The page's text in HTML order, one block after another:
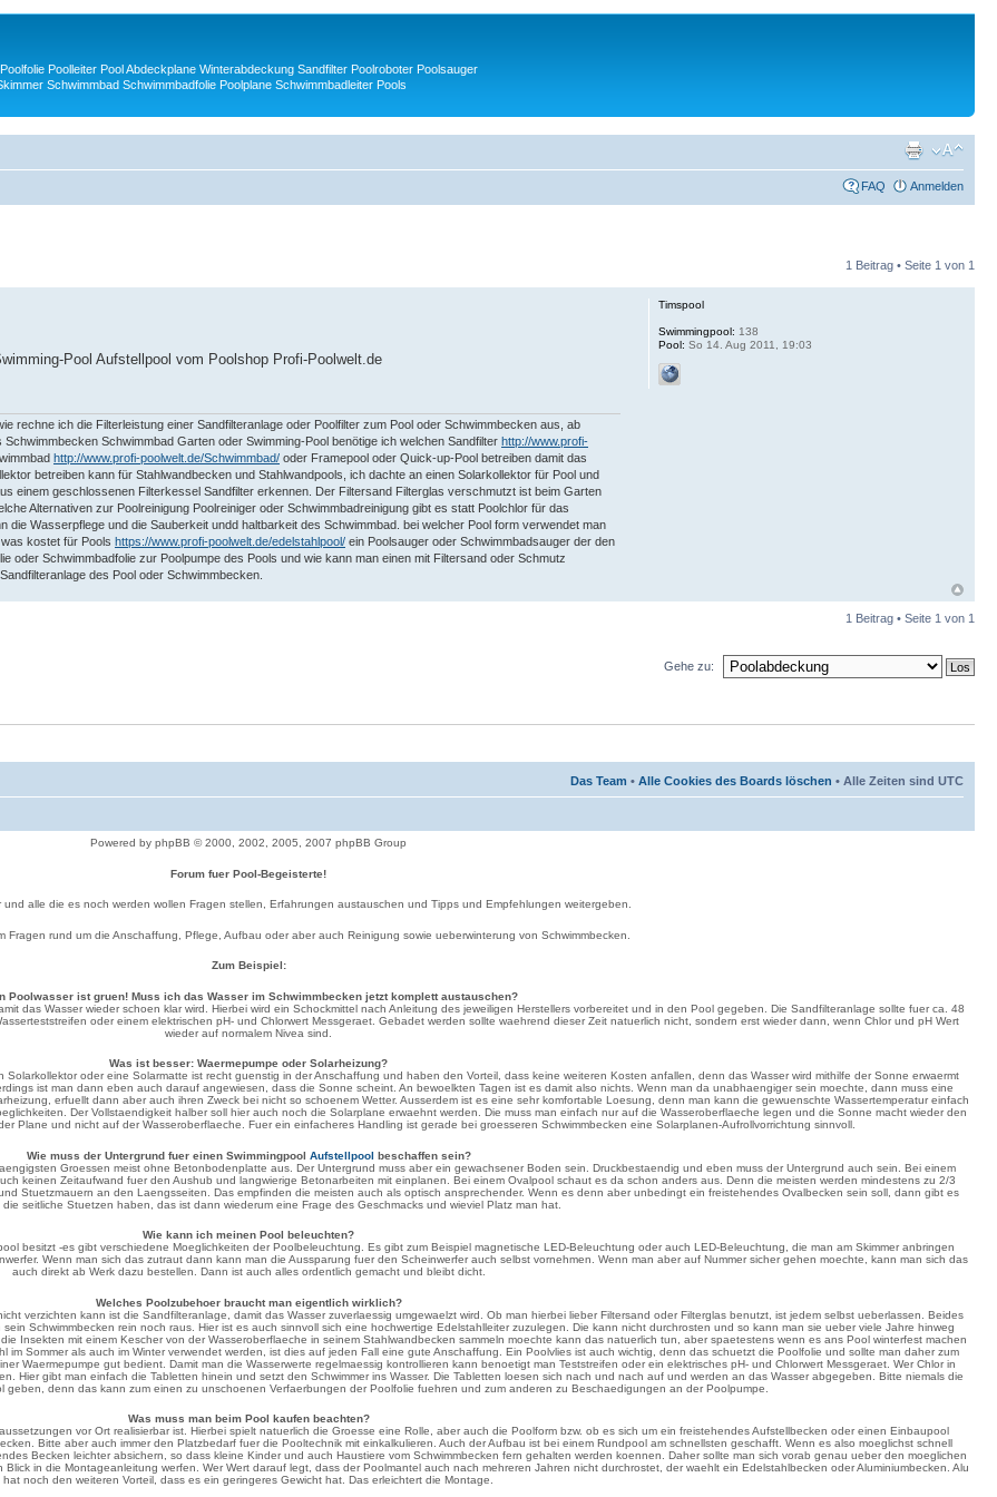
Poolleiter Pool Abdeckplane Winterabdeckung Sandfilter Poolroboter Poolsauger
Schwimmbad Schwimmbadfolie Poolplane Schwimmbadleiter Pools
FAQ Anmelden
1 Beitrag • Seite 1 von 1
Pool Aufstellpool vom Poolshop Profi-Poolwelt.de
rechne ich die Filterleistung einer Sandfilteranlage oder Poolfilter zum Pool oder Schwimmbecken aus, ab
Schwimmbad Garten oder Swimming-Pool benötige ich welchen Sandfilter http://www.profi-
http://www.profi-poolwelt.de/Schwimmbad/ oder Framepool oder Quick-up-Pool betreiben damit das
betreiben kann für Stahlwandbecken und Stahlwandpools, ich dachte an einen Solarkollektor für Pool und
einem geschlossenen Filterkessel Sandfilter erkennen. Der Filtersand Filterglas verschmutzt ist beim Garten
Alternativen zur Poolreinigung Poolreiniger oder Schwimmbadreinigung gibt es statt Poolchlor für das
die Wasserpflege und die Sauberkeit undd haltbarkeit des Schwimmbad. bei welcher Pool form verwendet man
kostet für Pools https://www.profi-poolwelt.de/edelstahlpool/ ein Poolsauger oder Schwimmbadsauger der den
oder Schwimmbadfolie zur Poolpumpe des Pools und wie kann man einen mit Filtersand oder Schmutz
des Pool oder Schwimmbecken.
Timspool
Swimmingpool: 138
Pool: So 14. Aug 2011, 19:03
1 Beitrag • Seite 1 von 1
Gehe zu:
Das Team • Alle Cookies des Boards löschen • Alle Zeiten sind UTC
Powered by phpBB © 2000, 2002, 2005, 2007 phpBB Group
Forum fuer Pool-Begeisterte!
und alle die es noch werden wollen Fragen stellen, Erfahrungen austauschen und Tipps und Empfehlungen weitergeben.
Fragen rund um die Anschaffung, Pflege, Aufbau oder aber auch Reinigung sowie ueberwinterung von Schwimmbecken.
Zum Beispiel:
Poolwasser ist gruen! Muss ich das Wasser im Schwimmbecken jetzt komplett austauschen?
das Wasser wieder schoen klar wird. Hierbei wird ein Schockmittel nach Anleitung des jeweiligen Herstellers vorbereitet und in den Pool gegeben. Die Sandfilteranlage sollte fuer ca. 48
oder einem elektrischen pH- und Chlorwert Messgeraet. Gebadet werden sollte waehrend dieser Zeit natuerlich nicht, sondern erst wieder dann, wenn Chlor und pH Wert
wieder auf normalem Nivea sind.
Was ist besser: Waermepumpe oder Solarheizung?
oder eine Solarmatte ist recht guenstig in der Anschaffung und haben den Vorteil, dass keine weiteren Kosten anfallen, denn das Wasser wird mithilfe der Sonne erwaermt
ist man dann eben auch darauf angewiesen, dass die Sonne scheint. An bewoelkten Tagen ist es damit also nichts. Wenn man da unabhaengiger sein moechte, dann muss eine
erfuellt dann aber auch ihren Zweck bei nicht so schoenem Wetter. Ausserdem ist es eine sehr komfortable Loesung, denn man kann die gewuenschte Wassertemperatur einfach
Der Vollstaendigkeit halber soll hier auch noch die Solarplane erwaehnt werden. Die muss man einfach nur auf die Wasseroberflaeche legen und die Sonne macht wieder den
Plane und nicht auf der Wasseroberflaeche. Fuer ein einfacheres Handling ist gerade bei groesseren Schwimmbecken eine Solarplanen-Aufrollvorrichtung sinnvoll.
Wie muss der Untergrund fuer einen Swimmingpool Aufstellpool beschaffen sein?
Groessen meist ohne Betonbodenplatte aus. Der Untergrund muss aber ein gewachsener Boden sein. Druckbestaendig und eben muss der Untergrund auch sein. Bei einem
keinen Zeitaufwand fuer den Aushub und langwierige Betonarbeiten mit einplanen. Bei einem Ovalpool schaut es da schon anders aus. Denn die meisten werden mindestens zu 2/3
Stuetzmauern an den Laengsseiten. Das empfinden die meisten auch als optisch ansprechender. Wenn es denn aber unbedingt ein freistehendes Ovalbecken sein soll, dann gibt es
seitliche Stuetzen haben, das ist dann wiederum eine Frage des Geschmacks und wieviel Platz man hat.
Wie kann ich meinen Pool beleuchten?
besitzt -es gibt verschiedene Moeglichkeiten der Poolbeleuchtung. Es gibt zum Beispiel magnetische LED-Beleuchtung oder auch LED-Beleuchtung, die man am Skimmer anbringen
Wenn man sich das zutraut dann kann man die Aussparung fuer den Scheinwerfer auch selbst vornehmen. Wenn man aber auf Nummer sicher gehen moechte, kann man sich das
auch direkt ab Werk dazu bestellen. Dann ist auch alles ordentlich gemacht und bleibt dicht.
Welches Poolzubehoer braucht man eigentlich wirklich?
verzichten kann ist die Sandfilteranlage, damit das Wasser zuverlaessig umgewaelzt wird. Ob man hierbei lieber Filtersand oder Filterglas benutzt, ist jedem selbst ueberlassen. Beides
Schwimmbecken rein noch raus. Hier ist es auch sinnvoll sich eine hochwertige Edelstahlleiter zuzulegen. Die kann nicht durchrosten und so kann man sie ueber viele Jahre hinweg
Insekten mit einem Kescher von der Wasseroberflaeche in seinem Stahlwandbecken sammeln moechte kann das natuerlich tun, aber spaetestens wenn es ans Pool winterfest machen
Sommer als auch im Winter verwendet werden, ist dies auf jeden Fall eine gute Anschaffung. Ein Poolvlies ist auch wichtig, denn das schuetzt die Poolfolie und sollte man daher zum
Waermepumpe gut bedient. Damit man die Wasserwerte regelmaessig kontrollieren kann benoetigt man Teststreifen oder ein elektrisches pH- und Chlorwert Messgeraet. Wer Chlor in
Hier gibt man einfach die Tabletten hinein und setzt den Schwimmer ins Wasser. Die Tabletten loesen sich nach und nach auf und werden an das Wasser abgegeben. Bitte niemals die
geben, denn das kann zum einen zu unschoenen Verfaerbungen der Poolfolie fuehren und zum anderen zu Beschaedigungen an der Poolpumpe.
Was muss man beim Pool kaufen beachten?
vor Ort realisierbar ist. Hierbei spielt natuerlich die Groesse eine Rolle, aber auch die Poolform bzw. ob es sich um ein freistehendes Aufstellbecken oder einen Einbaupool
Bitte aber auch immer den Platzbedarf fuer die Pooltechnik mit einkalkulieren. Auch der Aufbau ist bei einem Rundpool am schnellsten geschafft. Wenn es also moeglichst schnell
Becken leichter absichern, so dass kleine Kinder und auch Haustiere vom Schwimmbecken fern gehalten werden koennen. Daher sollte man sich vorab genau ueber den moeglichen
in die Montageanleitung werfen. Wer Wert darauf legt, dass der Poolmantel auch nach mehreren Jahren nicht durchrostet, der waehlt ein Edelstahlbecken oder Aluminiumbecken. Alu
hat noch den weiteren Vorteil, dass es ein geringeres Gewicht hat. Das erleichtert die Montage.